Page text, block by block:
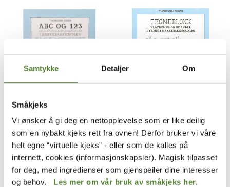
Samtykke Detaljer Om
Småkjeks
Vi ønsker å gi deg en nettopplevelse som er like deilig
som en nybakt kjeks rett fra ovnen! Derfor bruker vi våre
helt egne “virtuelle kjeks” - eller som de kalles på
internett, cookies (informasjonskapsler). Magisk tilpasset
for deg, med ingredienser som gjenspeiler dine interesser
og behov. Les mer om vår bruk av småkjeks her.
Hakkebakkeskogen
AKTIVITETSHEFTE, ABC &
123 I HAKKEBAKKESKOGEN
99,–
Thorbjørn Egner
KARDEMOMMEBY
TEGNEBLOKK
79,–